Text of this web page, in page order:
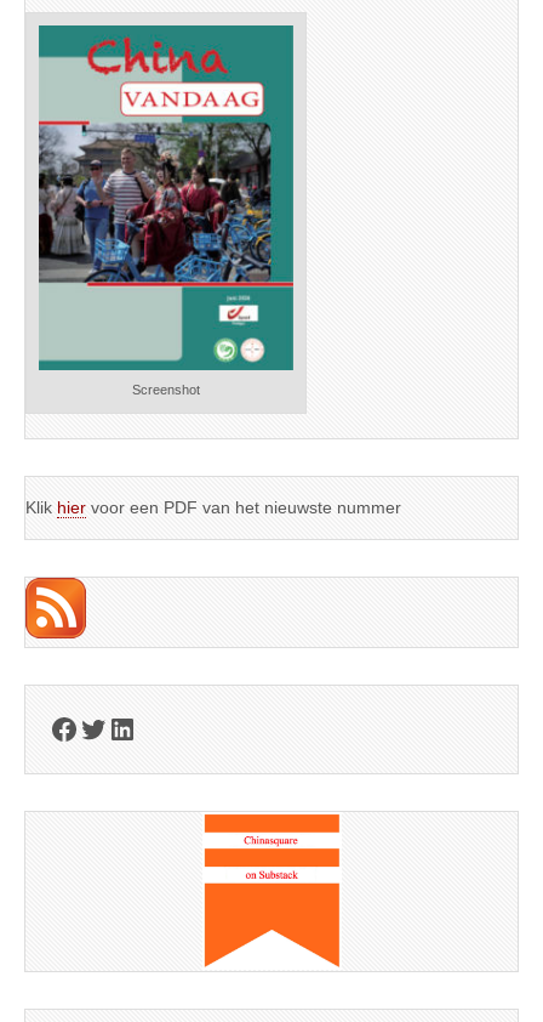
Screenshot
Klik hier voor een PDF van het nieuwste nummer
Facebook
Twitter
LinkedIn